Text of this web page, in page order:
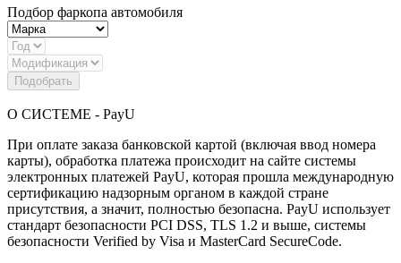
Подбор фаркопа автомобиля
Подобрать
О СИСТЕМЕ - PayU
При оплате заказа банковской картой (включая ввод номера
карты), обработка платежа происходит на сайте системы
электронных платежей PayU, которая прошла международную
сертификацию надзорным органом в каждой стране
присутствия, а значит, полностью безопасна. PayU использует
стандарт безопасности PCI DSS, TLS 1.2 и выше, системы
безопасности Verified by Visa и MasterCard SecureCode.